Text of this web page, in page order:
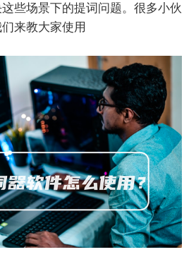
些场景下的提词问题。很多小伙
来教大家使用